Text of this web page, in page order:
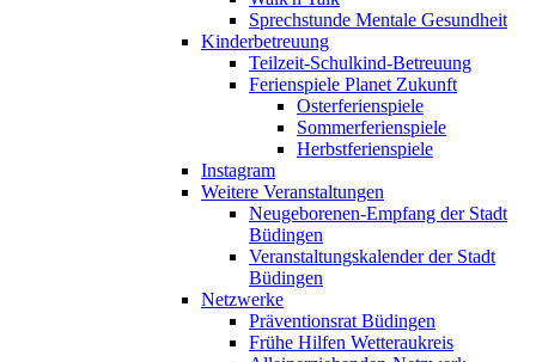
Sprechstunde Mentale Gesundheit
Kinderbetreuung
Teilzeit-Schulkind-Betreuung
Ferienspiele Planet Zukunft
Osterferienspiele
Sommerferienspiele
Herbstferienspiele
Instagram
Weitere Veranstaltungen
Neugeborenen-Empfang der Stadt
Büdingen
Veranstaltungskalender der Stadt
Büdingen
Netzwerke
Präventionsrat Büdingen
Frühe Hilfen Wetteraukreis